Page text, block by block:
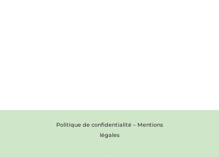
Politique de confidentialité– Mentions
légales